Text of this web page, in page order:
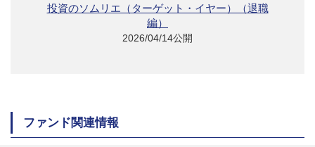
投資のソムリエ（ターゲット・イヤー）（退職
編）
2026/04/14公開
ファンド関連情報